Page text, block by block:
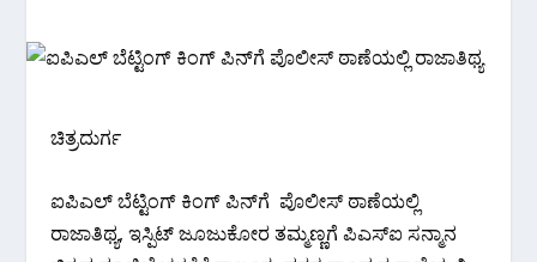
ಚಿತ್ರದುರ್ಗ
ಐಪಿಎಲ್ ಬೆಟ್ಟಿಂಗ್ ಕಿಂಗ್ ಪಿನ್‌ಗೆ ಪೊಲೀಸ್ ಠಾಣೆಯಲ್ಲಿ
ರಾಜಾತಿಥ್ಯ, ಇಸ್ಪಿಟ್ ಜೂಜುಕೋರ ತಮ್ಮಣ್ಣಗೆ ಪಿಎಸ್‌ಐ ಸನ್ಮಾನ